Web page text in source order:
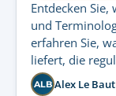
Entdecken
und
erfahren Sie,
liefert, die
ALB Alex Le Baut